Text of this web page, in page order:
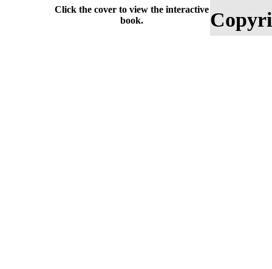
Click the cover to view the interactive
book.